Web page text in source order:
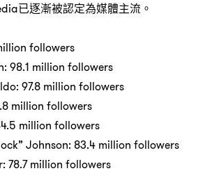
已逐漸被認定為媒體主流。
followers
98.1 million followers
97.8 million followers
million followers
million followers
Johnson: 83.4 million followers
78.7 million followers